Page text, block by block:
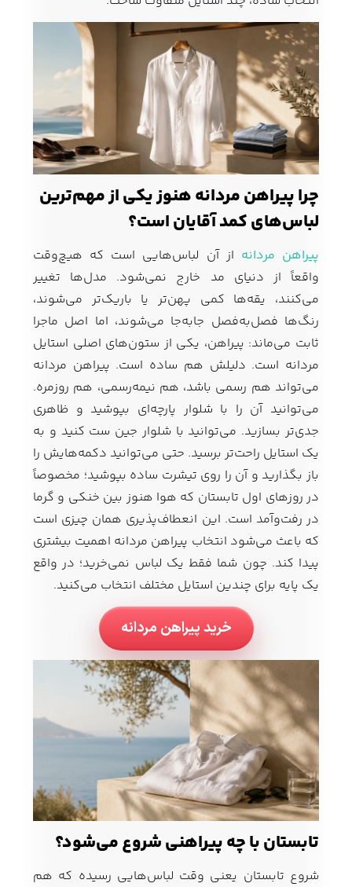
چرا پیراهن مردانه هنوز یکی از مهم‌ترین
لباس‌های کمد آقایان است؟
پیراهن مردانه از آن لباس‌هایی است که هیچ‌وقت
واقعاً از دنیای مد خارج نمی‌شود. مدل‌ها تغییر
می‌کنند، یقه‌ها کمی پهن‌تر یا باریک‌تر می‌شوند،
رنگ‌ها فصل‌به‌فصل جابه‌جا می‌شوند، اما اصل ماجرا
ثابت می‌ماند: پیراهن، یکی از ستون‌های اصلی استایل
مردانه است. دلیلش هم ساده است. پیراهن مردانه
می‌تواند هم رسمی باشد، هم نیمه‌رسمی، هم روزمره.
می‌توانید آن را با شلوار پارچه‌ای بپوشید و ظاهری
جدی‌تر بسازید. می‌توانید با شلوار جین ست کنید و به
یک استایل راحت‌تر برسید. حتی می‌توانید دکمه‌هایش را
باز بگذارید و آن را روی تیشرت ساده بپوشید؛ مخصوصاً
در روزهای اول تابستان که هوا هنوز بین خنکی و گرما
در رفت‌وآمد است. این انعطاف‌پذیری همان چیزی است
که باعث می‌شود انتخاب پیراهن مردانه اهمیت بیشتری
پیدا کند. چون شما فقط یک لباس نمی‌خرید؛ در واقع
یک پایه برای چندین استایل مختلف انتخاب می‌کنید.
خرید پیراهن مردانه
تابستان با چه پیراهنی شروع می‌شود؟
شروع تابستان یعنی وقت لباس‌هایی رسیده که هم